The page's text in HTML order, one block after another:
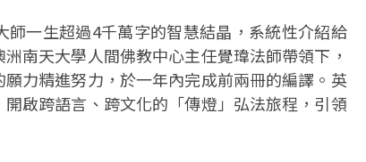
一生超過4千萬字的智慧結晶，系統性介紹給
南天大學人間佛教中心主任覺瑋法師帶領下，
力精進努力，於一年內完成前兩冊的編譯。英
啟跨語言、跨文化的「傳燈」弘法旅程，引領